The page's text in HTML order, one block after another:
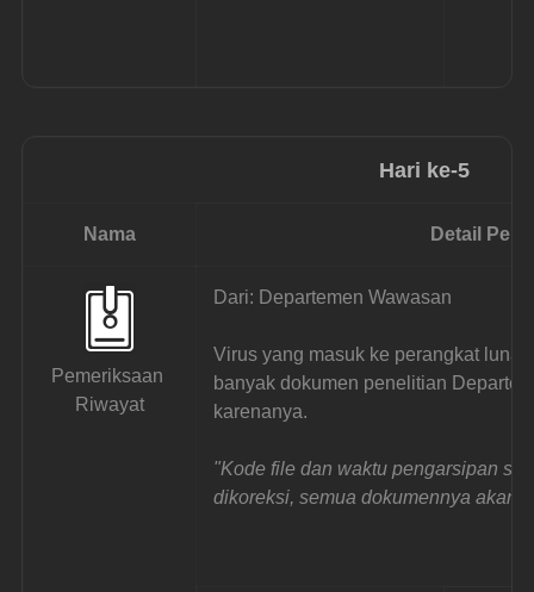
Hari ke-5
Nama Detail
Pemeriksaan
Riwayat
Dari: Departemen Wawasan
Virus yang masuk ke perangkat
banyak dokumen penelitian
karenanya.
"Kode file dan waktu pengarsipan
dikoreksi, semua dokumennya akan